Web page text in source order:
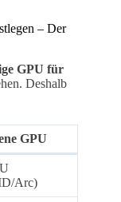
– Der
GPU für
Deshalb
GPU
Arc)